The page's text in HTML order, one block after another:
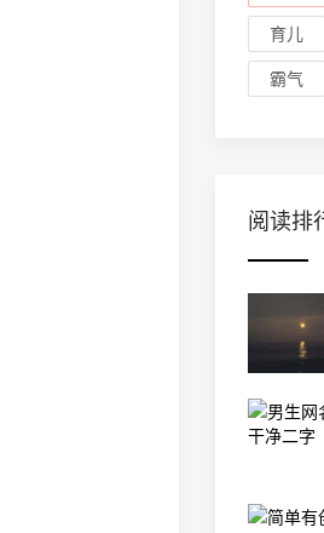
育儿
霸气
阅读排